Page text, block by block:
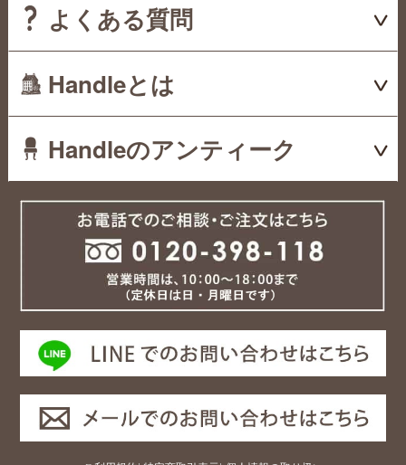
よくある質問
Handleとは
Handleのアンティーク